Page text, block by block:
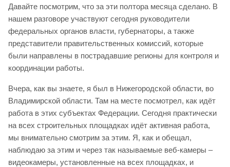
Давайте посмотрим, что за эти полтора месяца сделано. В
нашем разговоре участвуют сегодня руководители
федеральных органов власти, губернаторы, а также
представители правительственных комиссий, которые
были направлены в пострадавшие регионы для контроля и
координации работы.
Вчера, как вы знаете, я был в Нижегородской области, во
Владимирской области. Там на месте посмотрел, как идёт
работа в этих субъектах Федерации. Сегодня практически
на всех строительных площадках идёт активная работа,
мы внимательно смотрим за этим. Я, как и обещал,
наблюдаю за этим и через так называемые веб-камеры –
видеокамеры, установленные на всех площадках, и